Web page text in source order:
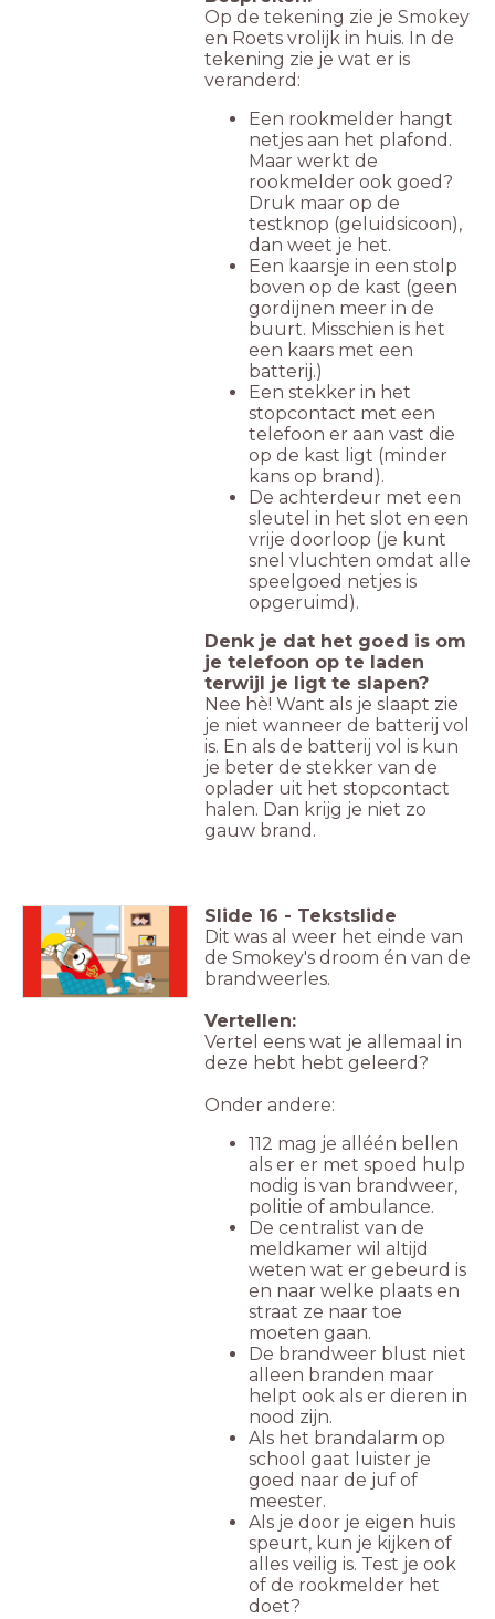
Op de tekening zie je Smokey
en Roets vrolijk in huis. In de
tekening zie je wat er is
veranderd:
Een rookmelder hangt
netjes aan het plafond.
Maar werkt de
rookmelder ook goed?
Druk maar op de
testknop (geluidsicoon),
dan weet je het.
Een kaarsje in een stolp
boven op de kast (geen
gordijnen meer in de
buurt. Misschien is het
een kaars met een
batterij.)
Een stekker in het
stopcontact met een
telefoon er aan vast die
op de kast ligt (minder
kans op brand).
De achterdeur met een
sleutel in het slot en een
vrije doorloop (je kunt
snel vluchten omdat alle
speelgoed netjes is
opgeruimd).
Denk je dat het goed is om
je telefoon op te laden
terwijl je ligt te slapen?
Nee hè! Want als je slaapt zie
je niet wanneer de batterij vol
is. En als de batterij vol is kun
je beter de stekker van de
oplader uit het stopcontact
halen. Dan krijg je niet zo
gauw brand.
Slide 16 - Tekstslide
Dit was al weer het einde van
de Smokey's droom én van de
brandweerles.
Vertellen:
Vertel eens wat je allemaal in
deze hebt hebt geleerd?
Onder andere:
112 mag je alléén bellen
als er er met spoed hulp
nodig is van brandweer,
politie of ambulance.
De centralist van de
meldkamer wil altijd
weten wat er gebeurd is
en naar welke plaats en
straat ze naar toe
moeten gaan.
De brandweer blust niet
alleen branden maar
helpt ook als er dieren in
nood zijn.
Als het brandalarm op
school gaat luister je
goed naar de juf of
meester.
Als je door je eigen huis
speurt, kun je kijken of
alles veilig is. Test je ook
of de rookmelder het
doet?